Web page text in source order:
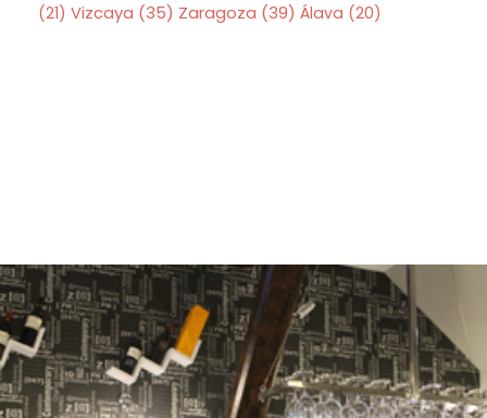
(21) Vizcaya (35) Zaragoza (39) Álava (20)